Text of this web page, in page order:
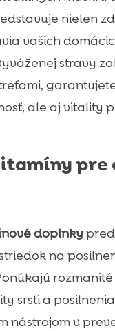
nielen
vašich
stravy
ale aj vitality
pre
doplnky
na
srsti a
nástrojom v